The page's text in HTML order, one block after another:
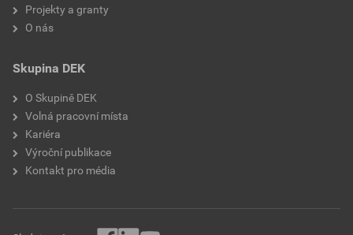
Projekty a granty
O nás
Skupina DEK
O Skupině DEK
Volná pracovní místa
Kariéra
Výroční publikace
Kontakt pro média